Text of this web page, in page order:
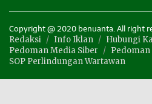
Copyright @ 2020 benuanta. All right
Redaksi
Info Iklan
Hubungi
Pedoman Media Siber
SOP Perlindungan Wartawan